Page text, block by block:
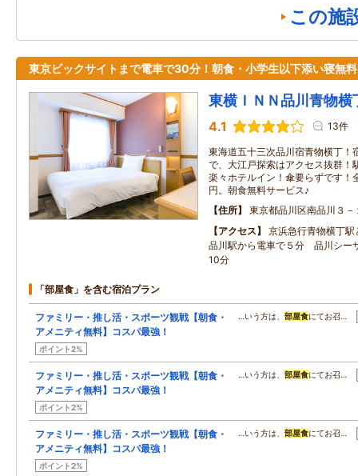
この施
東京ビックサイトまで電車で30分！朝食・小学生以下添い寝無料
東横ＩＮＮ品川青物横
4.1 13件
東海道五十三次品川宿青物横丁！
で、大江戸探索はアクセス抜群！
楽々ホテルイン！傘要らずです
円。朝食無料サービス♪
住所
東京都品川区南品川３－
アクセス
京浜急行青物横丁
品川駅から電車で５分 品川シー
10分
「部屋食」を含む宿泊プラン
ファミリー・推し活・スポーツ観戦【朝食・
アメニティ無料】コスパ最強！
ポイント2%
…いう方は、 部屋食にてお召…
ファミリー・推し活・スポーツ観戦【朝食・
アメニティ無料】コスパ最強！
ポイント2%
…いう方は、 部屋食にてお召…
ファミリー・推し活・スポーツ観戦【朝食・
アメニティ無料】コスパ最強！
ポイント2%
…いう方は、 部屋食にてお召…